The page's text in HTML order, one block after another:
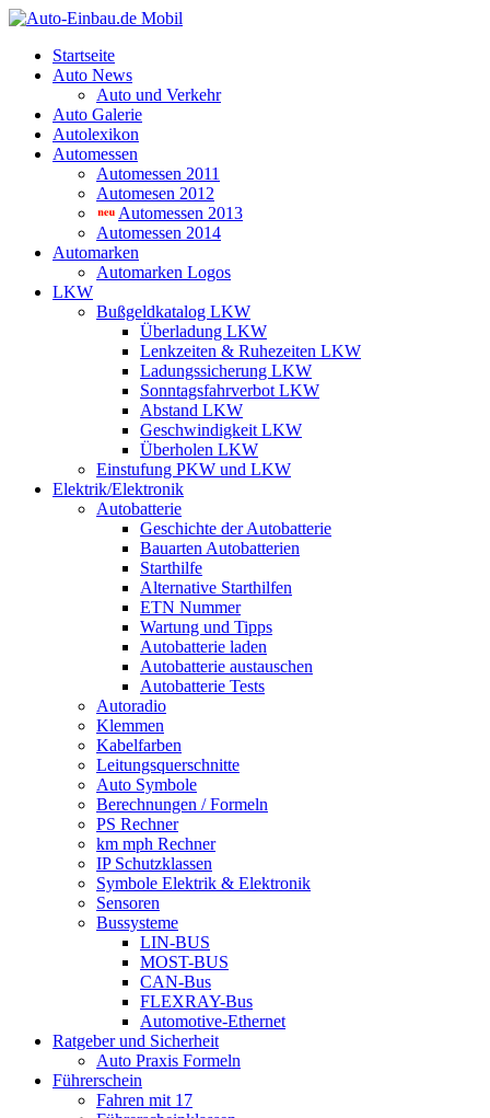
Startseite
Auto News
Auto und Verkehr
Auto Galerie
Autolexikon
Automessen
Automessen 2011
Automesen 2012
Automessen 2013
Automessen 2014
Automarken
Automarken Logos
LKW
Bußgeldkatalog LKW
Überladung LKW
Lenkzeiten & Ruhezeiten LKW
Ladungssicherung LKW
Sonntagsfahrverbot LKW
Abstand LKW
Geschwindigkeit LKW
Überholen LKW
Einstufung PKW und LKW
Elektrik/Elektronik
Autobatterie
Geschichte der Autobatterie
Bauarten Autobatterien
Starthilfe
Alternative Starthilfen
ETN Nummer
Wartung und Tipps
Autobatterie laden
Autobatterie austauschen
Autobatterie Tests
Autoradio
Klemmen
Kabelfarben
Leitungsquerschnitte
Auto Symbole
Berechnungen / Formeln
PS Rechner
km mph Rechner
IP Schutzklassen
Symbole Elektrik & Elektronik
Sensoren
Bussysteme
LIN-BUS
MOST-BUS
CAN-Bus
FLEXRAY-Bus
Automotive-Ethernet
Ratgeber und Sicherheit
Auto Praxis Formeln
Führerschein
Fahren mit 17